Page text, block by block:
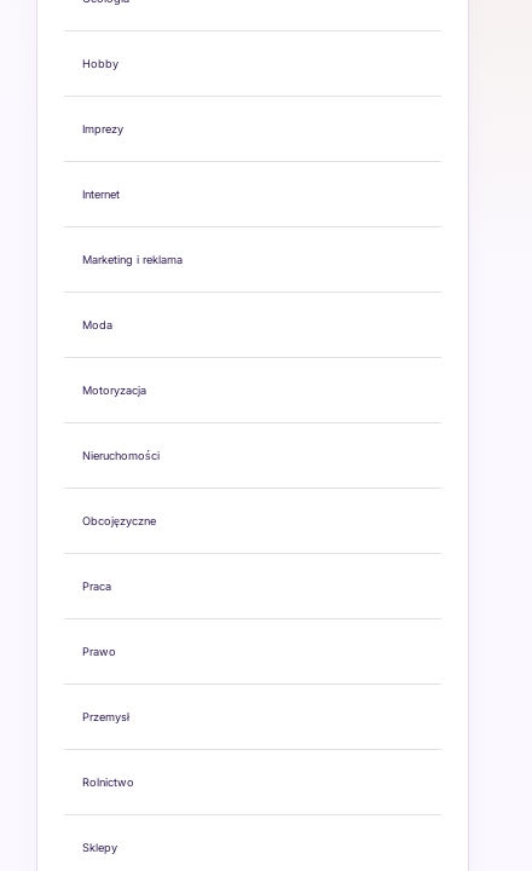
Hobby
Imprezy
Internet
Marketing i reklama
Moda
Motoryzacja
Nieruchomości
Obcojęzyczne
Praca
Prawo
Przemysł
Rolnictwo
Sklepy